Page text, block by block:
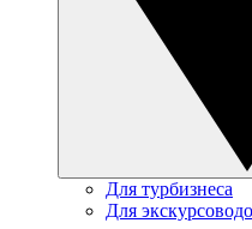
Для турбизнеса
Для